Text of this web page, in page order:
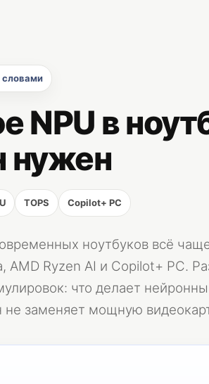
словами
NPU в
нужен
TOPS Copilot+ PC
ноутбуков всё
AMD Ryzen AI и Copilot+ PC.
что делает
не заменяет мощную